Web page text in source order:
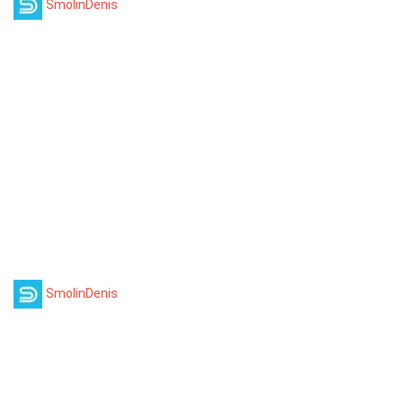
SmolinDenis
SmolinDenis